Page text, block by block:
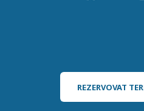
REZERVOVAT